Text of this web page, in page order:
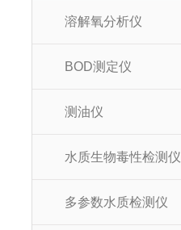
溶解氧分析仪
BOD测定仪
测油仪
水质生物毒性检测仪
多参数水质检测仪